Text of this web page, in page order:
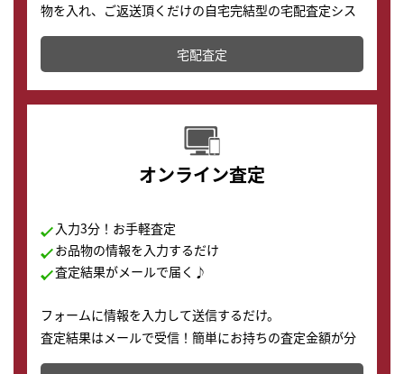
物を入れ、ご返送頂くだけの自宅完結型の宅配査定シス
テムです。
配送でも簡単&安全に査定・買取に出すことが可能で
す。
宅配査定
オンライン査定
入力3分！お手軽査定
お品物の情報を入力するだけ
査定結果がメールで届く♪
フォームに情報を入力して送信するだけ。
査定結果はメールで受信！簡単にお持ちの査定金額が分
かります。